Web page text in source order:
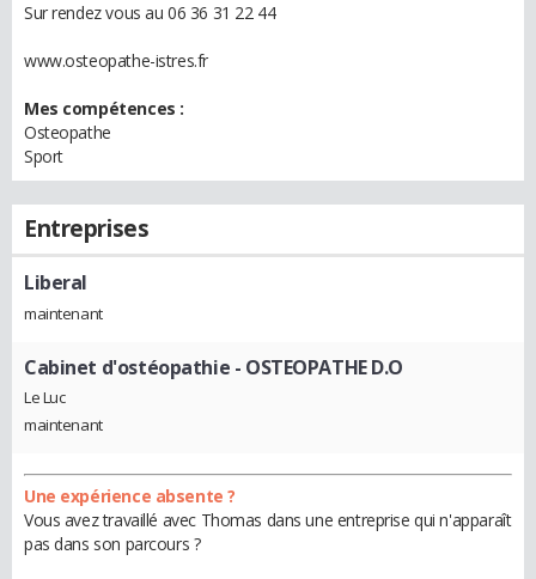
Sur rendez vous au 06 36 31 22 44
www.osteopathe-istres.fr
Mes compétences :
Osteopathe
Sport
Entreprises
Liberal
maintenant
Cabinet d'ostéopathie - OSTEOPATHE D.O
Le Luc
maintenant
Une expérience absente ?
Vous avez travaillé avec Thomas dans une entreprise qui n'apparaît
pas dans son parcours ?